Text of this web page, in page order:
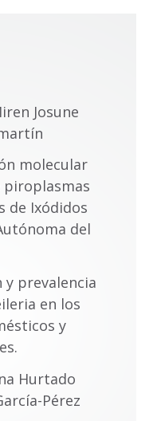
Josune
molecular
piroplasmas
de Ixódidos
del
y prevalencia
en los
y
Hurtado
Pérez